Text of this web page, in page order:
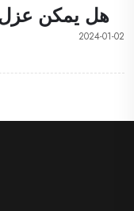
هل يمكن عزل
2024-01-02